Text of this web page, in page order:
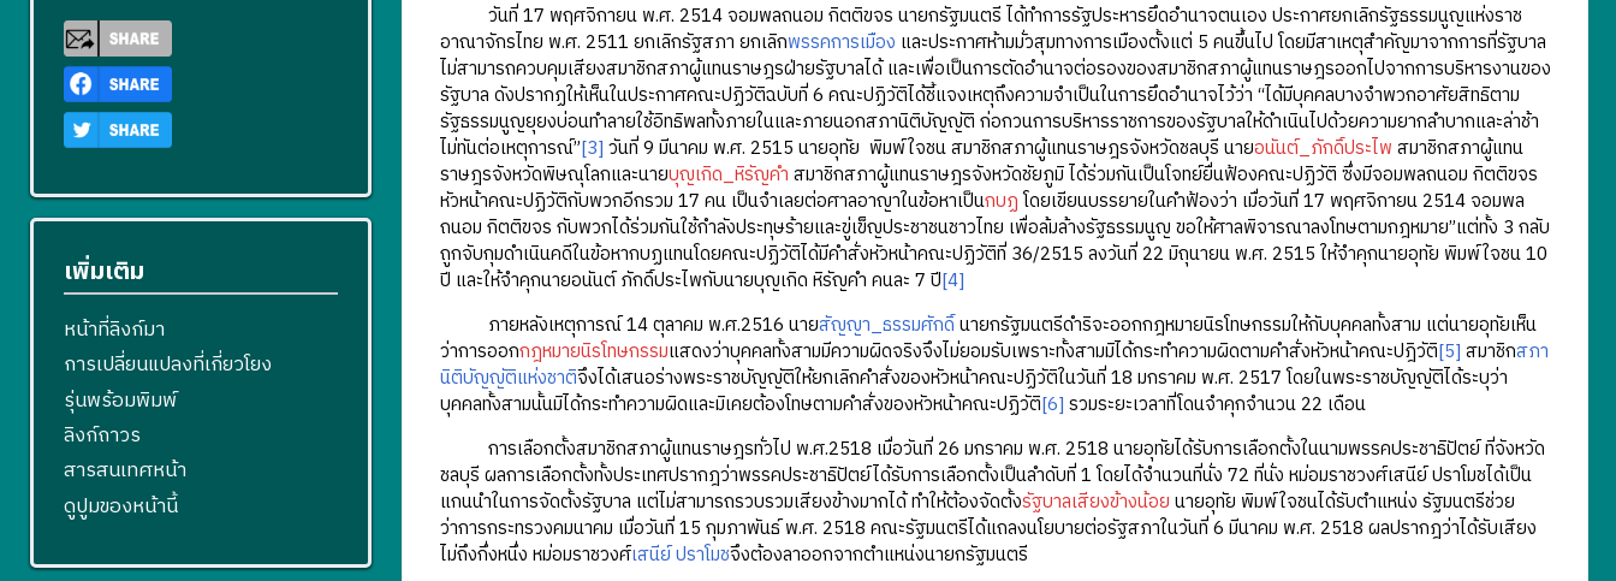
วันที่ 17 พฤศจิกายน พ.ศ. 2514 จอมพลถนอม กิตติขจร นายกรัฐมนตรี ได้ทำการรัฐประหารยึดอำนาจตนเอง ประกาศยกเลิกรัฐธรรมนูญแห่งราช
อาณาจักรไทย พ.ศ. 2511 ยกเลิกรัฐสภา ยกเลิกพรรคการเมือง และประกาศห้ามมั่วสุมทางการเมืองตั้งแต่ 5 คนขึ้นไป โดยมีสาเหตุสำคัญมาจากการที่รัฐบาล
ไม่สามารถควบคุมเสียงสมาชิกสภาผู้แทนราษฎรฝ่ายรัฐบาลได้ และเพื่อเป็นการตัดอำนาจต่อรองของสมาชิกสภาผู้แทนราษฎรออกไปจากการบริหารงานของ
รัฐบาล ดังปรากฏให้เห็นในประกาศคณะปฏิวัติฉบับที่ 6 คณะปฏิวัติได้ชี้แจงเหตุถึงความจำเป็นในการยึดอำนาจไว้ว่า “ได้มีบุคคลบางจำพวกอาศัยสิทธิตาม
รัฐธรรมนูญยุยงบ่อนทำลายใช้อิทธิพลทั้งภายในและภายนอกสภานิติบัญญัติ ก่อกวนการบริหารราชการของรัฐบาลให้ดำเนินไปด้วยความยากลำบากและล่าช้า
ไม่ทันต่อเหตุการณ์”[3] วันที่ 9 มีนาคม พ.ศ. 2515 นายอุทัย พิมพ์ใจชน สมาชิกสภาผู้แทนราษฎรจังหวัดชลบุรี นายอนันต์_ภักดิ์ประไพ สมาชิกสภาผู้แทน
ราษฎรจังหวัดพิษณุโลกและนายบุญเกิด_หิรัญคำ สมาชิกสภาผู้แทนราษฎรจังหวัดชัยภูมิ ได้ร่วมกันเป็นโจทย์ยื่นฟ้องคณะปฏิวัติ ซึ่งมีจอมพลถนอม กิตติขจร
หัวหน้าคณะปฏิวัติกับพวกอีกรวม 17 คน เป็นจำเลยต่อศาลอาญาในข้อหาเป็นกบฏโดยเขียนบรรยายในคำฟ้องว่า เมื่อวันที่ 17 พฤศจิกายน 2514 จอมพล
ถนอม กิตติขจร กับพวกได้ร่วมกันใช้กำลังประทุษร้ายและขู่เข็ญประชาชนชาวไทย เพื่อล้มล้างรัฐธรรมนูญ ขอให้ศาลพิจารณาลงโทษตามกฎหมาย”แต่ทั้ง 3 กลับ
ถูกจับกุมดำเนินคดีในข้อหากบฏแทนโดยคณะปฏิวัติได้มีคำสั่งหัวหน้าคณะปฏิวัติที่ 36/2515 ลงวันที่ 22 มิถุนายน พ.ศ. 2515 ให้จำคุกนายอุทัย พิมพ์ใจชน 10
ปี และให้จำคุกนายอนันต์ ภักดิ์ประไพกับนายบุญเกิด หิรัญคำ คนละ 7 ปี[4]
ภายหลังเหตุการณ์ 14 ตุลาคม พ.ศ.2516 นายสัญญา_ธรรมศักดิ์ นายกรัฐมนตรีดำริจะออกกฎหมายนิรโทษกรรมให้กับบุคคลทั้งสาม แต่นายอุทัยเห็น
ว่าการออกกฎหมายนิรโทษกรรมแสดงว่าบุคคลทั้งสามมีความผิดจริงจึงไม่ยอมรับเพราะทั้งสามมิได้กระทำความผิดตามคำสั่งหัวหน้าคณะปฎิวัติ[5] สมาชิกสภา
นิติบัญญัติแห่งชาติจึงได้เสนอร่างพระราชบัญญัติให้ยกเลิกคำสั่งของหัวหน้าคณะปฏิวัติในวันที่ 18 มกราคม พ.ศ. 2517 โดยในพระราชบัญญัติได้ระบุว่า
บุคคลทั้งสามนั้นมิได้กระทำความผิดและมิเคยต้องโทษตามคำสั่งของหัวหน้าคณะปฏิวัติ[6] รวมระยะเวลาที่โดนจำคุกจำนวน 22 เดือน
การเลือกตั้งสมาชิกสภาผู้แทนราษฎรทั่วไป พ.ศ.2518 เมื่อวันที่ 26 มกราคม พ.ศ. 2518 นายอุทัยได้รับการเลือกตั้งในนามพรรคประชาธิปัตย์ ที่จังหวัด
ชลบุรี ผลการเลือกตั้งทั้งประเทศปรากฎว่าพรรคประชาธิปัตย์ได้รับการเลือกตั้งเป็นลำดับที่ 1 โดยได้จำนวนที่นั่ง 72 ที่นั่ง หม่อมราชวงศ์เสนีย์ ปราโมชได้เป็น
แกนนำในการจัดตั้งรัฐบาล แต่ไม่สามารถรวบรวมเสียงข้างมากได้ ทำให้ต้องจัดตั้งรัฐบาลเสียงข้างน้อย นายอุทัย พิมพ์ใจชนได้รับตำแหน่ง รัฐมนตรีช่วย
ว่าการกระทรวงคมนาคม เมื่อวันที่ 15 กุมภาพันธ์ พ.ศ. 2518 คณะรัฐมนตรีได้แถลงนโยบายต่อรัฐสภาในวันที่ 6 มีนาคม พ.ศ. 2518 ผลปรากฎว่าได้รับเสียง
ไม่ถึงกึ่งหนึ่ง หม่อมราชวงศ์เสนีย์ ปราโมชจึงต้องลาออกจากตำแหน่งนายกรัฐมนตรี
เพิ่มเติม
หน้าที่ลิงก์มา
การเปลี่ยนแปลงที่เกี่ยวโยง
รุ่นพร้อมพิมพ์
ลิงก์ถาวร
สารสนเทศหน้า
ดูปูมของหน้านี้